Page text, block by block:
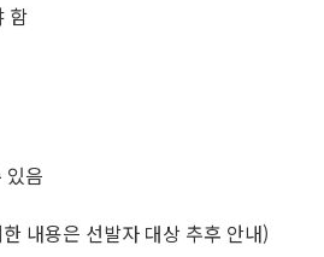
함
있음
내용은 선발자 대상 추후 안내)